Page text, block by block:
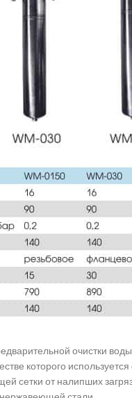
очистки
которого
сетки от налипших